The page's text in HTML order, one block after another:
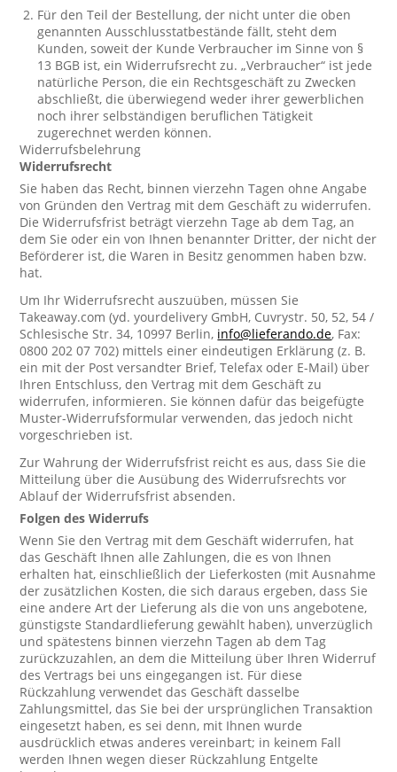
Für den Teil der Bestellung, der nicht unter die oben
genannten Ausschlusstatbestände fällt, steht dem
Kunden, soweit der Kunde Verbraucher im Sinne von §
13 BGB ist, ein Widerrufsrecht zu. „Verbraucher“ ist jede
natürliche Person, die ein Rechtsgeschäft zu Zwecken
abschließt, die überwiegend weder ihrer gewerblichen
noch ihrer selbständigen beruflichen Tätigkeit
zugerechnet werden können.
Widerrufsbelehrung
Widerrufsrecht
Sie haben das Recht, binnen vierzehn Tagen ohne Angabe
von Gründen den Vertrag mit dem Geschäft zu widerrufen.
Die Widerrufsfrist beträgt vierzehn Tage ab dem Tag, an
dem Sie oder ein von Ihnen benannter Dritter, der nicht der
Beförderer ist, die Waren in Besitz genommen haben bzw.
hat.
Um Ihr Widerrufsrecht auszuüben, müssen Sie
Takeaway.com (yd. yourdelivery GmbH, Cuvrystr. 50, 52, 54 /
Schlesische Str. 34, 10997 Berlin, info@lieferando.de, Fax:
0800 202 07 702) mittels einer eindeutigen Erklärung (z. B.
ein mit der Post versandter Brief, Telefax oder E-Mail) über
Ihren Entschluss, den Vertrag mit dem Geschäft zu
widerrufen, informieren. Sie können dafür das beigefügte
Muster-Widerrufsformular verwenden, das jedoch nicht
vorgeschrieben ist.
Zur Wahrung der Widerrufsfrist reicht es aus, dass Sie die
Mitteilung über die Ausübung des Widerrufsrechts vor
Ablauf der Widerrufsfrist absenden.
Folgen des Widerrufs
Wenn Sie den Vertrag mit dem Geschäft widerrufen, hat
das Geschäft Ihnen alle Zahlungen, die es von Ihnen
erhalten hat, einschließlich der Lieferkosten (mit Ausnahme
der zusätzlichen Kosten, die sich daraus ergeben, dass Sie
eine andere Art der Lieferung als die von uns angebotene,
günstigste Standardlieferung gewählt haben), unverzüglich
und spätestens binnen vierzehn Tagen ab dem Tag
zurückzuzahlen, an dem die Mitteilung über Ihren Widerruf
des Vertrags bei uns eingegangen ist. Für diese
Rückzahlung verwendet das Geschäft dasselbe
Zahlungsmittel, das Sie bei der ursprünglichen Transaktion
eingesetzt haben, es sei denn, mit Ihnen wurde
ausdrücklich etwas anderes vereinbart; in keinem Fall
werden Ihnen wegen dieser Rückzahlung Entgelte